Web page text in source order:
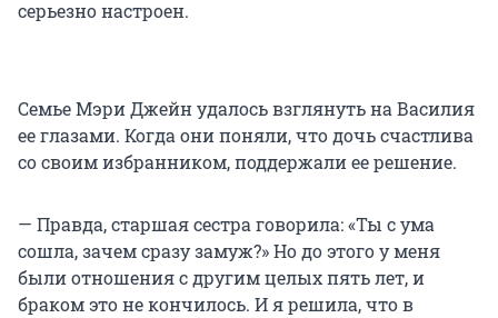
серьезно настроен.
Семье Мэри Джейн удалось взглянуть на Василия
ее глазами. Когда они поняли, что дочь счастлива
со своим избранником, поддержали ее решение.
— Правда, старшая сестра говорила: «Ты с ума
сошла, зачем сразу замуж?» Но до этого у меня
были отношения с другим целых пять лет, и
браком это не кончилось. И я решила, что в